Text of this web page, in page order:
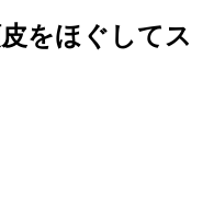
をほぐしてス